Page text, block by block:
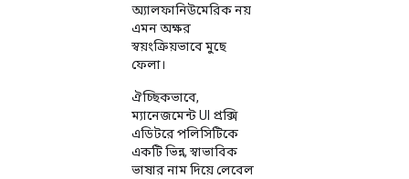
অ্যালফানিউমেরিক নয়
এমন অক্ষর
স্বয়ংক্রিয়ভাবে মুছে
ফেলা।
ঐচ্ছিকভাবে,
ম্যানেজমেন্ট UI প্রক্সি
এডিটরে পলিসিটিকে
একটি ভিন্ন, স্বাভাবিক
ভাষার নাম দিয়ে লেবেল